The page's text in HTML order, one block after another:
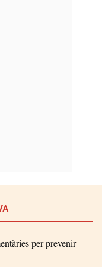
per prevenir